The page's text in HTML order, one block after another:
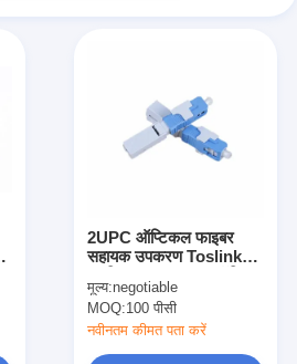
2UPC ऑप्टिकल फाइबर
सहायक उपकरण Toslink
Attenuator
मूल्य:negotiable
MOQ:100 पीसी
नवीनतम कीमत पता करें